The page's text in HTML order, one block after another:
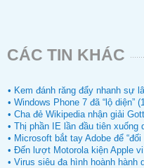
CÁC TIN KHÁC
• Kem đánh răng đẩy nhanh sự
• Windows Phone 7 đã “lộ diện”
• Cha đẻ Wikipedia nhận giải
• Thị phần IE lần đầu tiên xuống
• Microsoft bắt tay Adobe để “đối
• Đến lượt Motorola kiện Apple
• Virus siêu đa hình hoành hành